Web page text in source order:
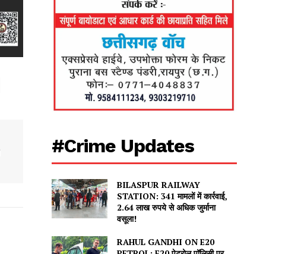
#Crime Updates
BILASPUR RAILWAY
STATION: 341 मामलों में कार्रवाई,
2.64 लाख रुपये से अधिक जुर्माना
वसूला!
RAHUL GANDHI ON E20